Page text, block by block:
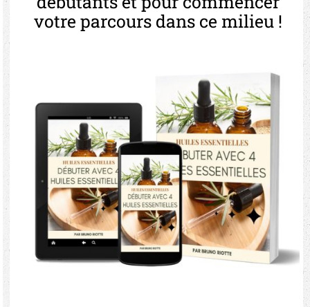
votre parcours dans ce milieu !